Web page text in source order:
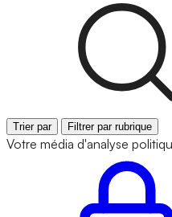
Trier par Filtrer par rubrique
Votre média d'analyse